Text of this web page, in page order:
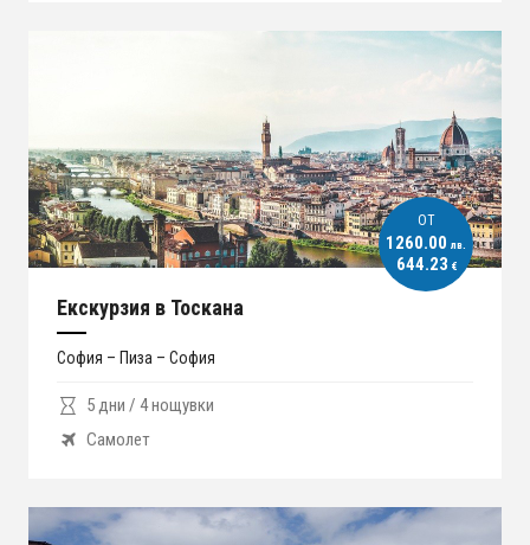
ОT
1260.00 лв.
644.23 €
Екскурзия в Тоскана
София – Пиза – София
5 дни / 4 нощувки
Самолет